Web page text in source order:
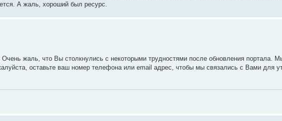
А жаль, хороший был ресурс.
жаль, что Вы столкнулись с некоторыми трудностями после обновления портала.
оставьте ваш номер телефона или email адрес, чтобы мы связались с Вами для